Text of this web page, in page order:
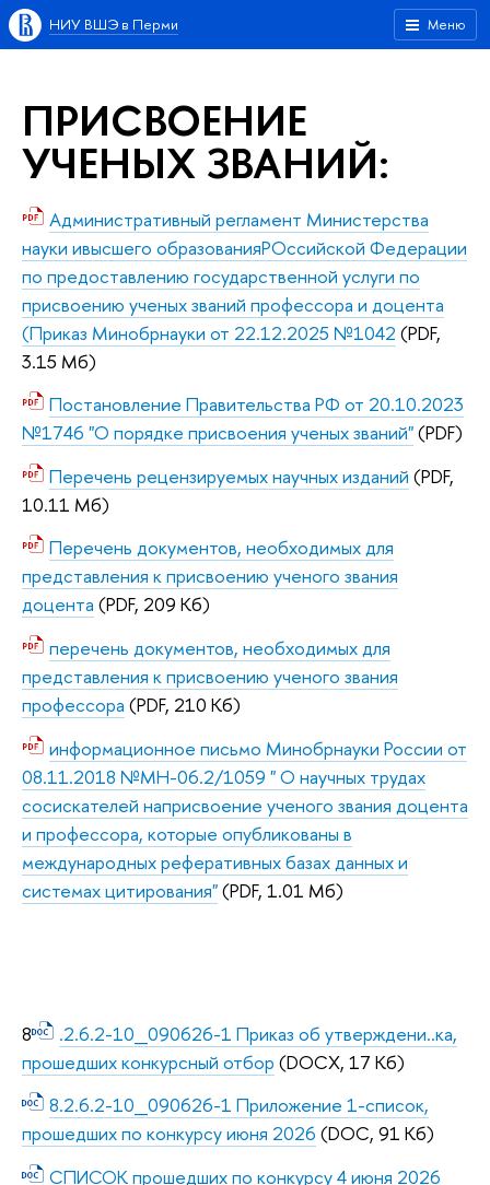
Меню
НИУ ВШЭ в Перми
ПРИСВОЕНИЕ
УЧЕНЫХ ЗВАНИЙ:
Административный регламент Министерства
науки ивысшего образованияРОссийской Федерации
по предоставлению государственной услуги по
присвоению ученых званий профессора и доцента
(Приказ Минобрнауки от 22.12.2025 №1042 (PDF,
3.15 Мб)
Постановление Правительства РФ от 20.10.2023
№1746 "О порядке присвоения ученых званий"(PDF)
Перечень рецензируемых научных изданий (PDF,
10.11 Мб)
Перечень документов, необходимых для
представления к присвоению ученого звания
доцента (PDF, 209 Кб)
перечень документов, необходимых для
представления к присвоению ученого звания
профессора (PDF, 210 Кб)
информационное письмо Минобрнауки России от
08.11.2018 №МН-06.2/1059 " О научных трудах
сосискателей наприсвоение ученого звания доцента
и профессора, которые опубликованы в
международных реферативных базах данных и
системах цитирования"(PDF, 1.01 Мб)
8
.2.6.2-10_090626-1 Приказ об утверждени..ка,
прошедших конкурсный отбор (DOCX, 17 Кб)
8.2.6.2-10_090626-1 Приложение 1-cписок,
прошедших по конкурсу июня 2026 (DOC, 91 Кб)
СПИСОК прошедших по конкурсу 4 июня 2026